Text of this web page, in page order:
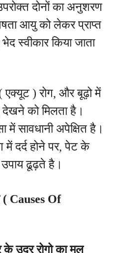
दोनों का अनुशरण
आयु को लेकर प्राप्त
स्वीकार किया जाता
( एक्यूट ) रोग, और बूढ़ो में
देखने को मिलता है।
में सावधानी अपेक्षित है।
दर्द होने पर, पेट के
ढूढ़ते है।
( Causes Of
के उदर रोगो का मूल